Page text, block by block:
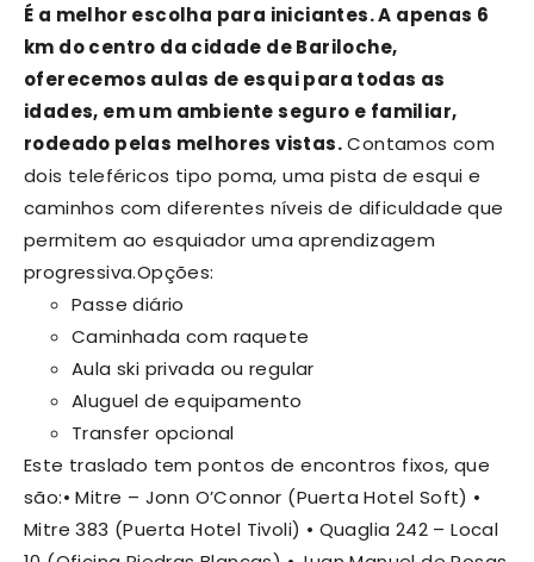
É a melhor escolha para iniciantes. A apenas 6
km do centro da cidade de Bariloche,
oferecemos aulas de esqui para todas as
idades, em um ambiente seguro e familiar,
rodeado pelas melhores vistas.Contamos com
dois teleféricos tipo poma, uma pista de esqui e
caminhos com diferentes níveis de dificuldade que
permitem ao esquiador uma aprendizagem
progressiva.Opções:
Passe diário
Caminhada com raquete
Aula ski privada ou regular
Aluguel de equipamento
Transfer opcional
Este traslado tem pontos de encontros fixos, que
são:• Mitre – Jonn O’Connor (Puerta Hotel Soft) •
Mitre 383 (Puerta Hotel Tivoli) • Quaglia 242 – Local